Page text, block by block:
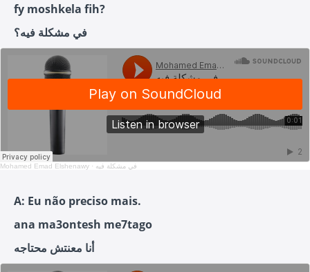
fy moshkela fih?
في مشكلة فيه؟
Mohamed Emad Elshenawy · في مشكلة فيه
A: Eu não preciso mais.
ana ma3ontesh me7tago
أنا معنتش محتاجه